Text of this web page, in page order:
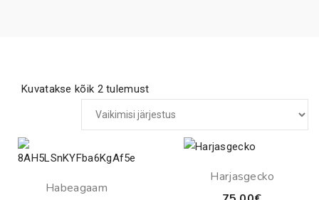
Kuvatakse kõik 2 tulemust
Habeagaam
Harjasgecko